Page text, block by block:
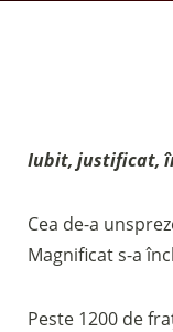
Iubit, justificat,
Cea de-a
Magnificat s-a
Peste 1200 de